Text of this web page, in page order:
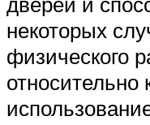
некоторых
физического
относительно